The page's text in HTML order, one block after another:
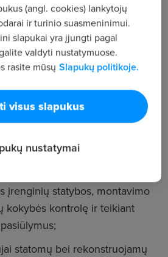
ir saugios energetikos
tinklai, būtų įrengti
įrenginių įrengimo
reikiamais techniniais
įrenginių statybos, montavimo
kokybės kontrolę ir teikiant
statomų bei rekonstruojamų
(angl. cookies) lankytojų
ir turinio suasmeninimui.
slapukai yra įjungti pagal
valdyti nustatymuose.
rasite mūsų Slapukų politikoje.
visus slapukus
nustatymai